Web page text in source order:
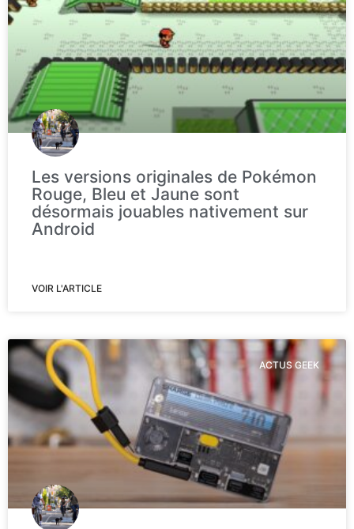
Les versions originales de Pokémon
Rouge, Bleu et Jaune sont
désormais jouables nativement sur
Android
VOIR L'ARTICLE
ACTUS GEEK